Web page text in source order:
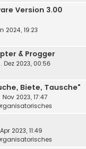
Version 3.00
2024, 19:23
& Progger
Dez 2023, 00:56
Biete, Tausche"
Nov 2023, 17:47
2023, 11:49